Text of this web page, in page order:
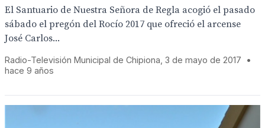
El Santuario de Nuestra Señora de Regla acogió el pasado
sábado el pregón del Rocío 2017 que ofreció el arcense
José Carlos...
Radio-Televisión Municipal de Chipiona, 3 de mayo de 2017
•
hace 9 años